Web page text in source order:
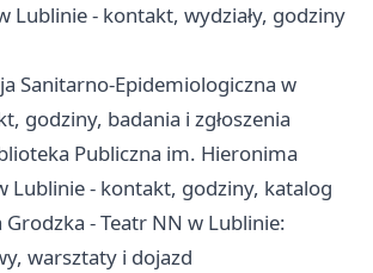
Lublinie - kontakt, wydziały, godziny
Sanitarno-Epidemiologiczna w
godziny, badania i zgłoszenia
Publiczna im. Hieronima
Lublinie - kontakt, godziny, katalog
- Teatr NN w Lublinie:
warsztaty i dojazd